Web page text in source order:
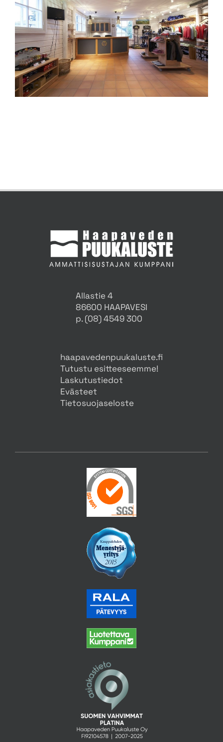
Allastie 4
86600 HAAPAVESI
p. (08) 4549 300
haapavedenpuukaluste.fi
Tutustu esitteeseemme!
Laskutustiedot
Evästeet
Tietosuojaseloste